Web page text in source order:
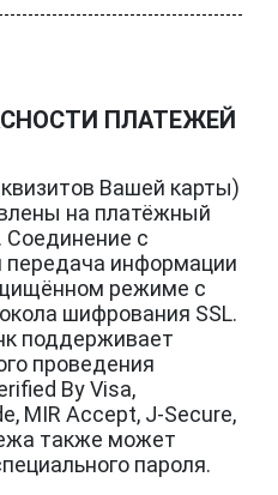
ПЛАТЕЖЕЙ
Вашей карты)
на платёжный
с
информации
режиме с
шифрования SSL.
поддерживает
проведения
By Visa,
MIR Accept, J-Secure,
также может
пароля.